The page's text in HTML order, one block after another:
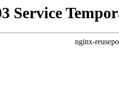
Service
nginx-